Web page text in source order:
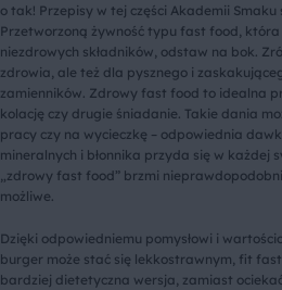
o tak! Przepisy w tej części Akademii
Przetworzoną żywność typu fast food,
niezdrowych składników, odstaw na bok.
zdrowia, ale też dla pysznego i
zamienników. Zdrowy fast food to idealna
kolację czy drugie śniadanie. Takie dania
pracy czy na wycieczkę – odpowiednia
mineralnych i błonnika przyda się w każdej
„zdrowy fast food” brzmi
możliwe.
Dzięki odpowiedniemu pomysłowi i
burger może stać się lekkostrawnym, fit
bardziej dietetyczna wersja, zamiast